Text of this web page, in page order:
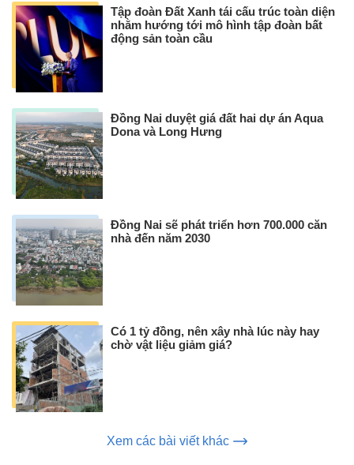
Tập đoàn Đất Xanh tái cấu trúc toàn diện
nhằm hướng tới mô hình tập đoàn bất
động sản toàn cầu
Đồng Nai duyệt giá đất hai dự án Aqua
Dona và Long Hưng
Đồng Nai sẽ phát triển hơn 700.000 căn
nhà đến năm 2030
Có 1 tỷ đồng, nên xây nhà lúc này hay
chờ vật liệu giảm giá?
Xem các bài viết khác